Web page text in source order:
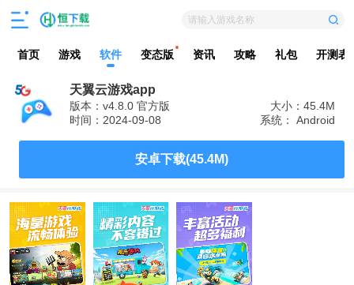
请输入游戏名称
首页 游戏 软件 变态版 资讯 攻略 礼包 开测表
天翼云游戏app
版本：v4.8.0 官方版
大小：45.4M
时间：2024-09-08
系统： Android
安卓下载(45.4M)